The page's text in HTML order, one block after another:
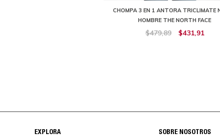
CHOMPA 3 EN 1 ANTORA TRICLIMATE
HOMBRE THE NORTH FACE
$479,89 $431,91
EXPLORA SOBRE NOSOTROS